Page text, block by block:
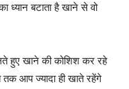
ध्यान बटाता है खाने से वो
हुए खाने की कोशिश कर रहे
आप ज्यादा ही खाते रहेंगे